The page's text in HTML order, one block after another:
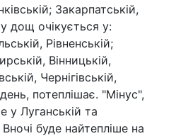
Закарпатській,
дощ очікується у:
Рівненській;
Вінницькій,
Чернігівській,
потеплішає. "Мінус",
у Луганській та
буде найтепліше на